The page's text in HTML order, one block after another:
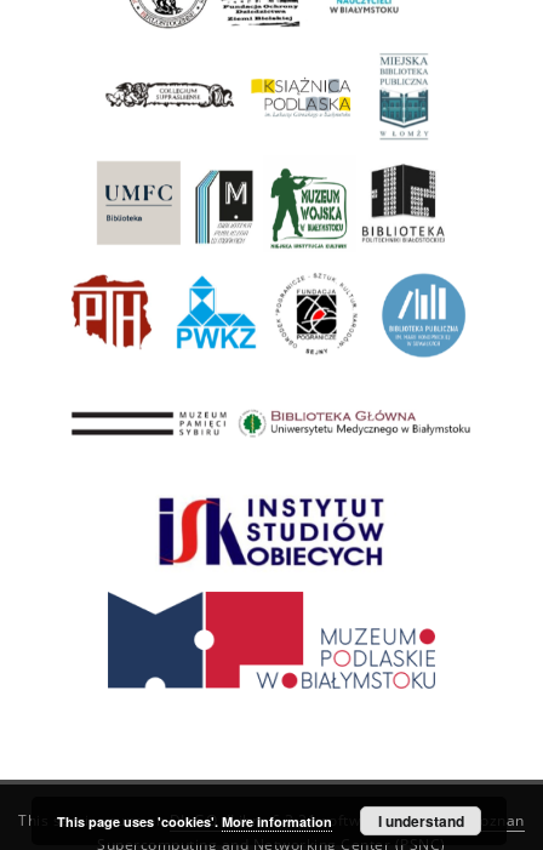
This service runs onDInGO dLibra 6.3.21software created by
Poznan
Supercomputing and Networking Center (PSNC)
This page uses 'cookies'. More information I understand